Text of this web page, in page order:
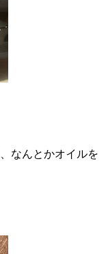
なんとかオイルを